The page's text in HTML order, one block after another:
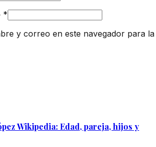
*
y correo en este navegador para la
Wikipedia: Edad, pareja, hijos y